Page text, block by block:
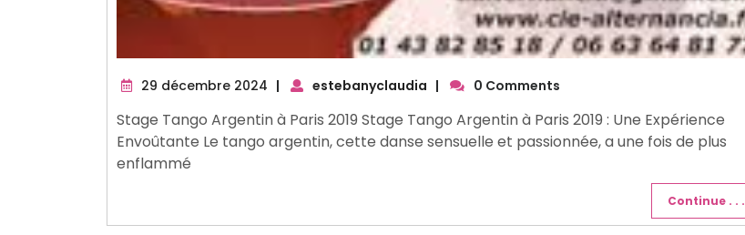
29 décembre 2024 29
2024
| estebanyclaudia | 0 Comments
Stage Tango Argentin à Paris 2019 Stage Tango Argentin à Paris 2019 : Une Expérience
Envoûtante Le tango argentin, cette danse sensuelle et passionnée, a une fois de plus
enflammé
Continue . . .